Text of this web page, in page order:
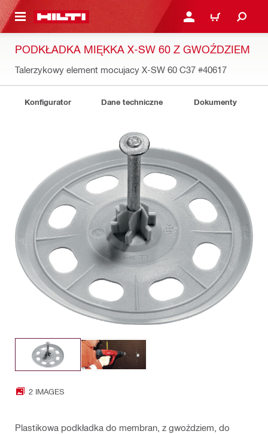
GŁÓWNEJ ZALOGUJ SIĘ LUB
KOSZYK
PODKŁADKA MIĘKKA X-SW 60 Z GWOŹDZIEM
Talerzykowy element mocujacy X-SW 60 C37 #40617
Konfigurator Dane techniczne Dokumenty
2 IMAGES
Plastikowa podkładka do membran, z gwoździem, do